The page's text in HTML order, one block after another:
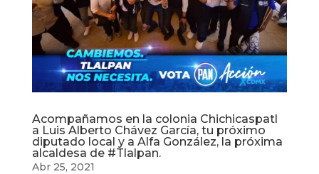
Acompañamos en la colonia Chichicaspatl
a Luis Alberto Chávez García, tu próximo
diputado local y a Alfa González, la próxima
alcaldesa de #Tlalpan.
Abr 25, 2021